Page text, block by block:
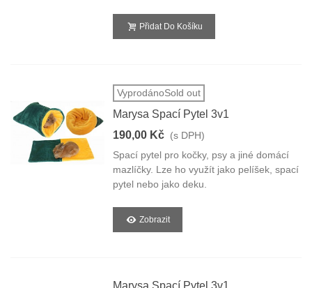
Přidat Do Košíku
VyprodánoSold out
Marysa Spací Pytel 3v1
190,00 Kč (s DPH)
Spací pytel pro kočky, psy a jiné domácí
mazlíčky. Lze ho využít jako pelíšek, spací
pytel nebo jako deku.
Zobrazit
Marysa Spací Pytel 3v1